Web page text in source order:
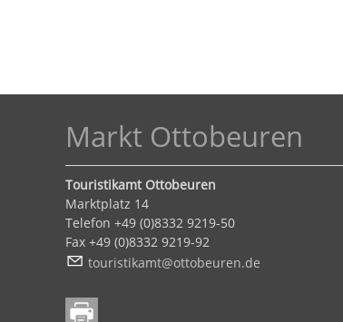
Markt Ottobeuren
Touristikamt Ottobeuren
Marktplatz 14
Telefon +49 (0)8332 9219-50
Fax +49 (0)8332 9219-92
t
r st k mt tt b r n d